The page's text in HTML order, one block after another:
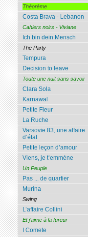
Théorème
Costa Brava - Lebanon
Cahiers noirs - Viviane
Ich bin dein Mensch
The Party
Tempura
Decision to leave
Toute une nuit sans savoir
Clara Sola
Karnawal
Petite Fleur
La Ruche
Varsovie 83, une affaire
d’état
Petite leçon d’amour
Viens, je t’emmène
Un Peuple
Pas ... de quartier
Murina
Swing
L’affaire Collini
Et j’aime à la fureur
I Comete